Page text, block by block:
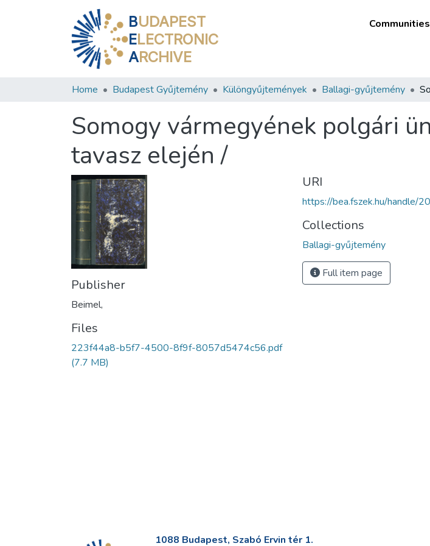
BUDAPEST
ELECTRONIC
ARCHIVE
Home Budapest Gyűjtemény Különgyűjtemények Ballagi-gyűjtemény
Somogy vármegyének polgári
tavasz elején /
Publisher
Beimel,
Files
223f44a8-b5f7-4500-8f9f-8057d5474c56.pdf
(7.7 MB)
URI
https://bea.fszek.hu/handle/
Collections
Ballagi-gyűjtemény
Full item page
1088 Budapest, Szabó Ervin tér 1.